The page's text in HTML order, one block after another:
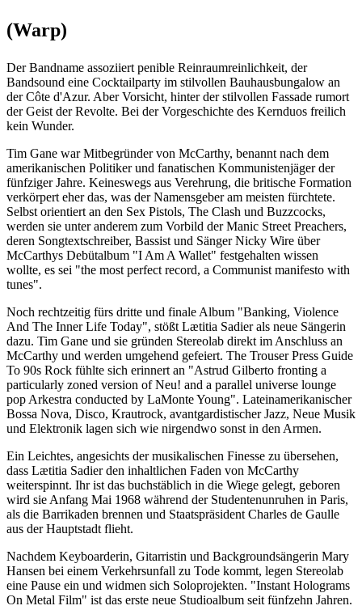
(Warp)
Der Bandname assoziiert penible Reinraumreinlichkeit, der
Bandsound eine Cocktailparty im stilvollen Bauhausbungalow an
der Côte d'Azur. Aber Vorsicht, hinter der stilvollen Fassade rumort
der Geist der Revolte. Bei der Vorgeschichte des Kernduos freilich
kein Wunder.
Tim Gane war Mitbegründer von McCarthy, benannt nach dem
amerikanischen Politiker und fanatischen Kommunistenjäger der
fünfziger Jahre. Keineswegs aus Verehrung, die britische Formation
verkörpert eher das, was der Namensgeber am meisten fürchtete.
Selbst orientiert an den Sex Pistols, The Clash und Buzzcocks,
werden sie unter anderem zum Vorbild der Manic Street Preachers,
deren Songtextschreiber, Bassist und Sänger Nicky Wire über
McCarthys Debütalbum "I Am A Wallet" festgehalten wissen
wollte, es sei "the most perfect record, a Communist manifesto with
tunes".
Noch rechtzeitig fürs dritte und finale Album "Banking, Violence
And The Inner Life Today", stößt Lætitia Sadier als neue Sängerin
dazu. Tim Gane und sie gründen Stereolab direkt im Anschluss an
McCarthy und werden umgehend gefeiert. The Trouser Press Guide
To 90s Rock fühlte sich erinnert an "Astrud Gilberto fronting a
particularly zoned version of Neu! and a parallel universe lounge
pop Arkestra conducted by LaMonte Young". Lateinamerikanischer
Bossa Nova, Disco, Krautrock, avantgardistischer Jazz, Neue Musik
und Elektronik lagen sich wie nirgendwo sonst in den Armen.
Ein Leichtes, angesichts der musikalischen Finesse zu übersehen,
dass Lætitia Sadier den inhaltlichen Faden von McCarthy
weiterspinnt. Ihr ist das buchstäblich in die Wiege gelegt, geboren
wird sie Anfang Mai 1968 während der Studentenunruhen in Paris,
als die Barrikaden brennen und Staatspräsident Charles de Gaulle
aus der Hauptstadt flieht.
Nachdem Keyboarderin, Gitarristin und Backgroundsängerin Mary
Hansen bei einem Verkehrsunfall zu Tode kommt, legen Stereolab
eine Pause ein und widmen sich Soloprojekten. "Instant Holograms
On Metal Film" ist das erste neue Studioalbum seit fünfzehn Jahren.